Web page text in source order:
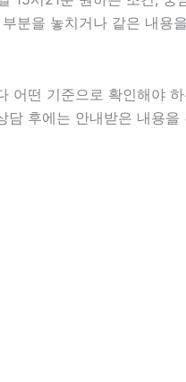
분을 놓치거나 같은 내용
떤 기준으로 확인해야
후에는 안내받은 내용